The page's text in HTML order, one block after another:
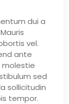
dui a
vel.
ante
molestie
sed
sollicitudin
tempor.